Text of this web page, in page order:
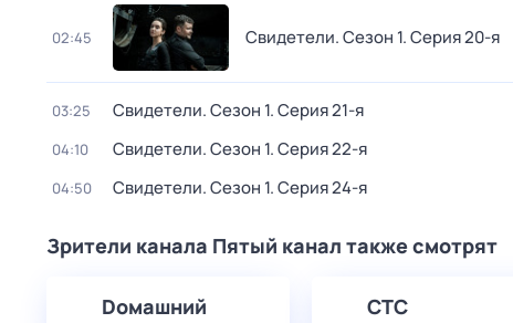
02:45 Свидетели. Сезон 1. Серия 20-я
03:25 Свидетели. Сезон 1. Серия 21-я
04:10 Свидетели. Сезон 1. Серия 22-я
04:50 Свидетели. Сезон 1. Серия 24-я
Зрители канала Пятый канал также смотрят
Dомашний СТС